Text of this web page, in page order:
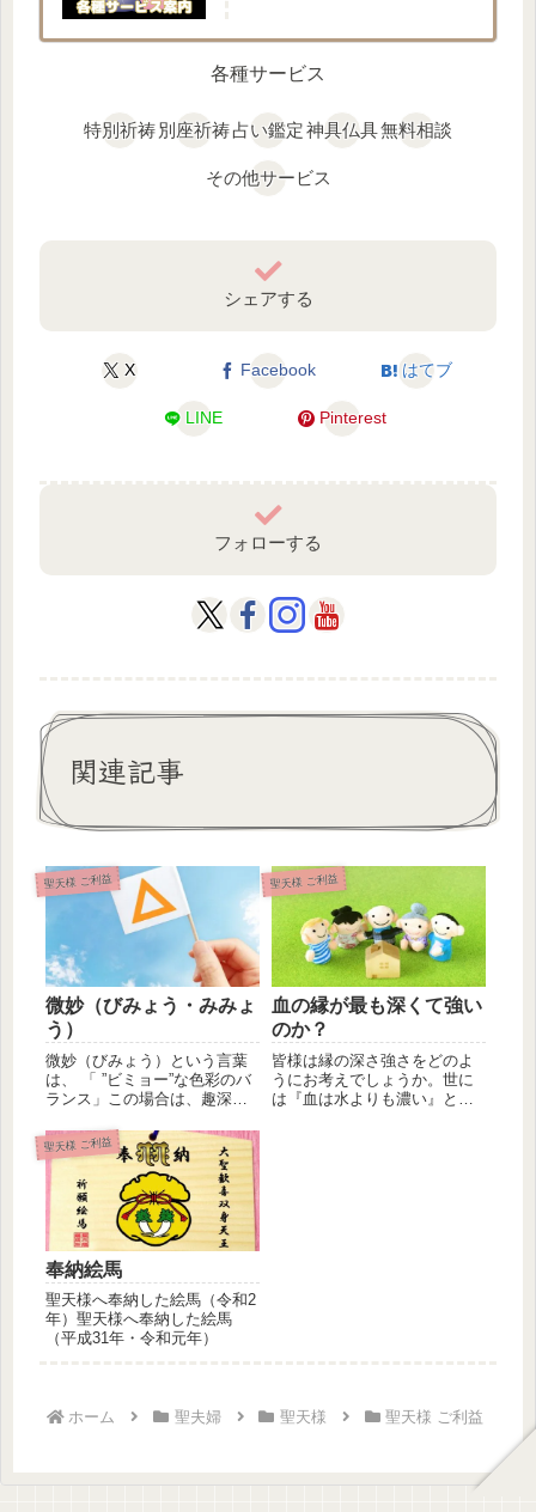
各種サービス
特別祈祷別座祈祷占い鑑定神具仏具無料相談
その他サービス
シェアする
X Facebook はてブ
LINE Pinterest
フォローする
関連記事
聖天様 ご利益
微妙（びみょう・みみょ
う）
微妙（びみょう）という言葉
は、 「 ”ビミョー”な色彩のバ
ランス」この場合は、趣深
味わ...
聖天様 ご利益
血の縁が最も深くて強い
のか？
皆様は縁の深さ強さをどのよ
うにお考えでしょうか。世に
は『血は水よりも濃い』とい
聖天様 ご利益
奉納絵馬
聖天様へ奉納した絵馬（令和2
年）聖天様へ奉納した絵馬
（平成31年・令和元年）
ホーム 聖夫婦 聖天様 聖天様 ご利益